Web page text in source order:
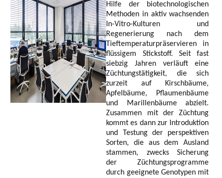
Hilfe der biotechnologischen
Methoden in aktiv wachsenden
In-Vitro-Kulturen und
Regenerierung nach dem
Tieftemperaturpräservieren in
flüssigem Stickstoff. Seit fast
siebzig Jahren verläuft eine
Züchtungstätigkeit, die sich
zurzeit auf Kirschbäume,
Apfelbäume, Pflaumenbäume
und Marillenbäume abzielt.
Zusammen mit der Züchtung
kommt es dann zur Introduktion
und Testung der perspektiven
Sorten, die aus dem Ausland
stammen, zwecks Sicherung
der Züchtungsprogramme
durch geeignete Genotypen mit